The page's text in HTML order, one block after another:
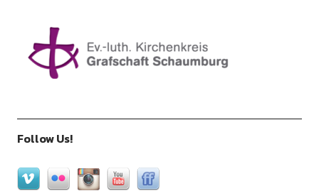
Follow Us!